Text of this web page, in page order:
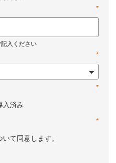
*
*
*
入済み
*
て同意します。